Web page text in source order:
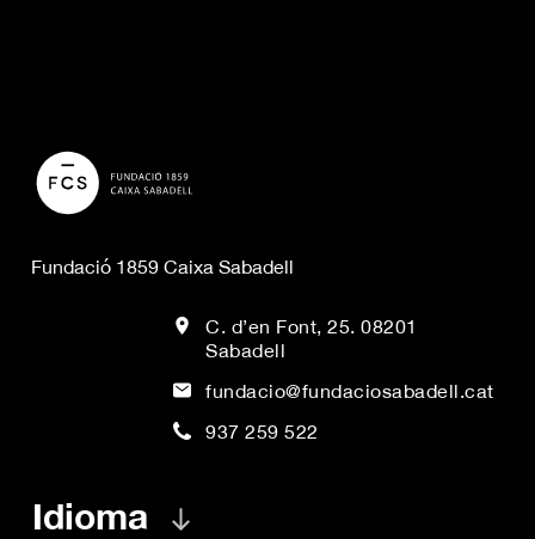
Fundació 1859 Caixa Sabadell
C. d’en Font, 25. 08201
Sabadell
fundacio@fundaciosabadell.cat
937 259 522
Idioma